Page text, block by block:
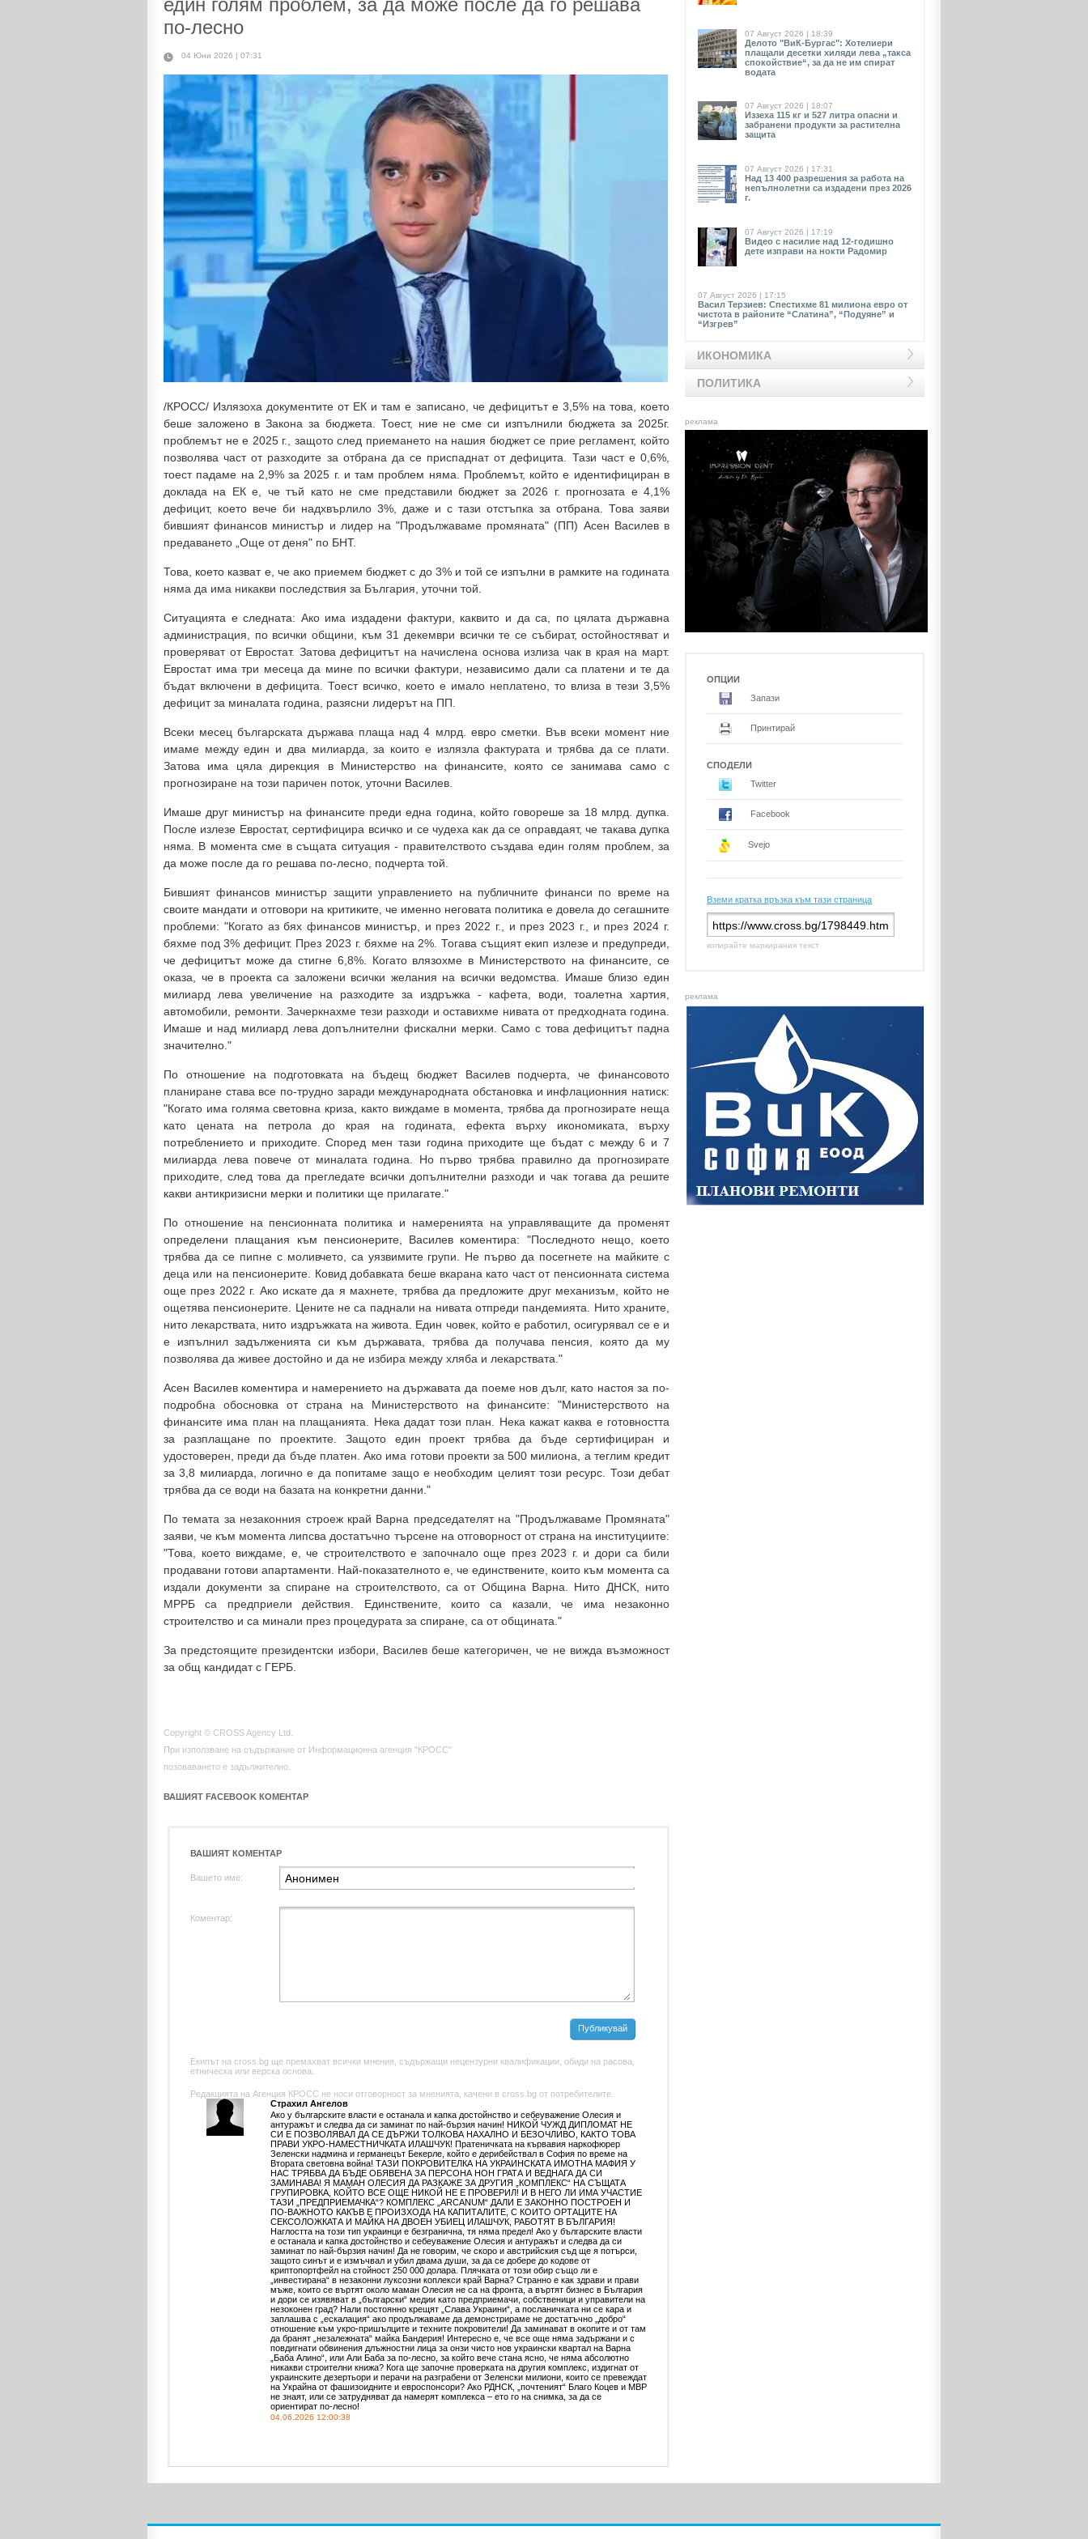
един голям проблем, за да може после да го решава
по-лесно
04 Юни 2026 | 07:31
/КРОСС/ Излязоха документите от ЕК и там е записано, че дефицитът е 3,5% на това, което
беше заложено в Закона за бюджета. Тоест, ние не сме си изпълнили бюджета за 2025г.
проблемът не е 2025 г., защото след приемането на нашия бюджет се прие регламент, който
позволява част от разходите за отбрана да се приспаднат от дефицита. Тази част е 0,6%,
тоест падаме на 2,9% за 2025 г. и там проблем няма. Проблемът, който е идентифициран в
доклада на ЕК е, че тъй като не сме представили бюджет за 2026 г. прогнозата е 4,1%
дефицит, което вече би надхвърлило 3%, даже и с тази отстъпка за отбрана. Това заяви
бившият финансов министър и лидер на "Продължаваме промяната" (ПП) Асен Василев в
предаването „Още от деня" по БНТ.
Това, което казват е, че ако приемем бюджет с до 3% и той се изпълни в рамките на годината
няма да има никакви последствия за България, уточни той.
Ситуацията е следната: Ако има издадени фактури, каквито и да са, по цялата държавна
администрация, по всички общини, към 31 декември всички те се събират, остойностяват и
проверяват от Евростат. Затова дефицитът на начислена основа излиза чак в края на март.
Евростат има три месеца да мине по всички фактури, независимо дали са платени и те да
бъдат включени в дефицита. Тоест всичко, което е имало неплатено, то влиза в тези 3,5%
дефицит за миналата година, разясни лидерът на ПП.
Всеки месец българската държава плаща над 4 млрд. евро сметки. Във всеки момент ние
имаме между един и два милиарда, за които е излязла фактурата и трябва да се плати.
Затова има цяла дирекция в Министерство на финансите, която се занимава само с
прогнозиране на този паричен поток, уточни Василев.
Имаше друг министър на финансите преди една година, който говореше за 18 млрд. дупка.
После излезе Евростат, сертифицира всичко и се чудеха как да се оправдаят, че такава дупка
няма. В момента сме в същата ситуация - правителството създава един голям проблем, за
да може после да го решава по-лесно, подчерта той.
Бившият финансов министър защити управлението на публичните финанси по време на
своите мандати и отговори на критиките, че именно неговата политика е довела до сегашните
проблеми: "Когато аз бях финансов министър, и през 2022 г., и през 2023 г., и през 2024 г.
бяхме под 3% дефицит. През 2023 г. бяхме на 2%. Тогава същият екип излезе и предупреди,
че дефицитът може да стигне 6,8%. Когато влязохме в Министерството на финансите, се
оказа, че в проекта са заложени всички желания на всички ведомства. Имаше близо един
милиард лева увеличение на разходите за издръжка - кафета, води, тоалетна хартия,
автомобили, ремонти. Зачеркнахме тези разходи и оставихме нивата от предходната година.
Имаше и над милиард лева допълнителни фискални мерки. Само с това дефицитът падна
значително."
По отношение на подготовката на бъдещ бюджет Василев подчерта, че финансовото
планиране става все по-трудно заради международната обстановка и инфлационния натиск:
"Когато има голяма световна криза, както виждаме в момента, трябва да прогнозирате неща
като цената на петрола до края на годината, ефекта върху икономиката, върху
потреблението и приходите. Според мен тази година приходите ще бъдат с между 6 и 7
милиарда лева повече от миналата година. Но първо трябва правилно да прогнозирате
приходите, след това да прегледате всички допълнителни разходи и чак тогава да решите
какви антикризисни мерки и политики ще прилагате."
По отношение на пенсионната политика и намеренията на управляващите да променят
определени плащания към пенсионерите, Василев коментира: "Последното нещо, което
трябва да се пипне с моливчето, са уязвимите групи. Не първо да посегнете на майките с
деца или на пенсионерите. Ковид добавката беше вкарана като част от пенсионната система
още през 2022 г. Ако искате да я махнете, трябва да предложите друг механизъм, който не
ощетява пенсионерите. Цените не са паднали на нивата отпреди пандемията. Нито храните,
нито лекарствата, нито издръжката на живота. Един човек, който е работил, осигурявал се е и
е изпълнил задълженията си към държавата, трябва да получава пенсия, която да му
позволява да живее достойно и да не избира между хляба и лекарствата."
Асен Василев коментира и намерението на държавата да поеме нов дълг, като настоя за по-
подробна обосновка от страна на Министерството на финансите: "Министерството на
финансите има план на плащанията. Нека дадат този план. Нека кажат каква е готовността
за разплащане по проектите. Защото един проект трябва да бъде сертифициран и
удостоверен, преди да бъде платен. Ако има готови проекти за 500 милиона, а теглим кредит
за 3,8 милиарда, логично е да попитаме защо е необходим целият този ресурс. Този дебат
трябва да се води на базата на конкретни данни."
По темата за незаконния строеж край Варна председателят на "Продължаваме Промяната"
заяви, че към момента липсва достатъчно търсене на отговорност от страна на институциите:
"Това, което виждаме, е, че строителството е започнало още през 2023 г. и дори са били
продавани готови апартаменти. Най-показателното е, че единствените, които към момента са
издали документи за спиране на строителството, са от Община Варна. Нито ДНСК, нито
МРРБ са предприели действия. Единствените, които са казали, че има незаконно
строителство и са минали през процедурата за спиране, са от общината."
За предстоящите президентски избори, Василев беше категоричен, че не вижда възможност
за общ кандидат с ГЕРБ.
Copyright © CROSS Agency Ltd.
При използване на съдържание от Информационна агенция "КРОСС"
позоваването е задължително.
ВАШИЯТ FACEBOOK КОМЕНТАР
ВАШИЯТ КОМЕНТАР
Вашето име:
Коментар:
Публикувай
Екипът на cross.bg ще премахват всички мнения, съдържащи нецензурни квалификации, обиди на расова,
етническа или верска основа.
Редакцията на Агенция КРОСС не носи отговорност за мненията, качени в cross.bg от потребителите.
Страхил Ангелов
Ако у българските власти е останала и капка достойнство и себеуважение Олесия и
антуражът и следва да си заминат по най-бързия начин! НИКОЙ ЧУЖД ДИПЛОМАТ НЕ
СИ Е ПОЗВОЛЯВАЛ ДА СЕ ДЪРЖИ ТОЛКОВА НАХАЛНО И БЕЗОЧЛИВО, КАКТО ТОВА
ПРАВИ УКРО-НАМЕСТНИЧКАТА ИЛАШЧУК! Пратеничката на кървавия наркофюрер
Зеленски надмина и германецът Бекерле, който е дерибействал в София по време на
Втората световна война! ТАЗИ ПОКРОВИТЕЛКА НА УКРАИНСКАТА ИМОТНА МАФИЯ У
НАС ТРЯБВА ДА БЪДЕ ОБЯВЕНА ЗА ПЕРСОНА НОН ГРАТА И ВЕДНАГА ДА СИ
ЗАМИНАВА! Я МАМАН ОЛЕСИЯ ДА РАЗКАЖЕ ЗА ДРУГИЯ „КОМПЛЕКС“ НА СЪЩАТА
ГРУПИРОВКА, КОЙТО ВСЕ ОЩЕ НИКОЙ НЕ Е ПРОВЕРИЛ! И В НЕГО ЛИ ИМА УЧАСТИЕ
ТАЗИ „ПРЕДПРИЕМАЧКА“? КОМПЛЕКС „ARCANUM“ ДАЛИ Е ЗАКОННО ПОСТРОЕН И
ПО-ВАЖНОТО КАКЪВ Е ПРОИЗХОДА НА КАПИТАЛИТЕ, С КОИТО ОРТАЦИТЕ НА
СЕКСОЛОЖКАТА И МАЙКА НА ДВОЕН УБИЕЦ ИЛАШЧУК, РАБОТЯТ В БЪЛГАРИЯ!
Наглостта на този тип украинци е безгранична, тя няма предел! Ако у българските власти
е останала и капка достойнство и себеуважение Олесия и антуражът и следва да си
заминат по най-бързия начин! Да не говорим, че скоро и австрийския съд ще я потърси,
защото синът и е измъчвал и убил двама души, за да се добере до кодове от
криптопортфейл на стойност 250 000 долара. Плячката от този обир също ли е
„инвестирана“ в незаконни луксозни коплекси край Варна? Странно е как здрави и прави
мъже, които се въртят около маман Олесия не са на фронта, а въртят бизнес в България
и дори се изявяват в „български“ медии като предприемачи, собственици и управители на
незоконен град? Нали постоянно крещят „Слава Украини“, а посланичката ни се кара и
заплашва с „ескалация“ ако продължаваме да демонстрираме не достатъчно „добро“
отношение към укро-пришълците и техните покровители! Да заминават в окопите и от там
да бранят „незалежната“ майка Бандерия! Интересно е, че все още няма задържани и с
повдигнати обвинения длъжностни лица за онзи чисто нов украински квартал на Варна
„Баба Алино“, или Али Баба за по-лесно, за който вече стана ясно, че няма абсолютно
никакви строителни книжа? Кога ще започне проверката на другия комплекс, издигнат от
украинските дезертьори и перачи на разграбени от Зеленски милиони, които се превеждат
на Украйна от фашизоидните и евроспонсори? Ако РДНСК, „почтеният“ Благо Коцев и МВР
не знаят, или се затрудняват да намерят комплекса – ето го на снимка, за да се
ориентират по-лесно!
04.06.2026 12:00:38
07 Август 2026 | 18:39
Делото "ВиК-Бургас": Хотелиери
плащали десетки хиляди лева „такса
спокойствие“, за да не им спират
водата
07 Август 2026 | 18:07
Иззеха 115 кг и 527 литра опасни и
забранени продукти за растителна
защита
07 Август 2026 | 17:31
Над 13 400 разрешения за работа на
непълнолетни са издадени през 2026
г.
07 Август 2026 | 17:19
Видео с насилие над 12-годишно
дете изправи на нокти Радомир
07 Август 2026 | 17:15
Васил Терзиев: Спестихме 81 милиона евро от
чистота в районите “Слатина”, “Подуяне” и
“Изгрев”
ИКОНОМИКА
ПОЛИТИКА
реклама
ОПЦИИ
Запази
Принтирай
СПОДЕЛИ
Twitter
Facebook
Svejo
Вземи кратка връзка към тази страница
копирайте маркирания текст
реклама